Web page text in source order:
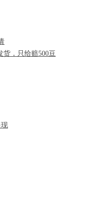
货，只给赔500豆